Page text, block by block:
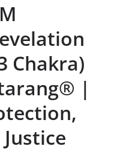
Chakra)
|